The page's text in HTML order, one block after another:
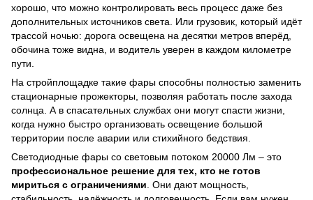
хорошо, что можно контролировать весь процесс даже без
дополнительных источников света. Или грузовик, который идёт
трассой ночью: дорога освещена на десятки метров вперёд,
обочина тоже видна, и водитель уверен в каждом километре
пути.
На стройплощадке такие фары способны полностью заменить
стационарные прожекторы, позволяя работать после захода
солнца. А в спасательных службах они могут спасти жизни,
когда нужно быстро организовать освещение большой
территории после аварии или стихийного бедствия.
Светодиодные фары со световым потоком 20000 Лм – это
профессиональное решение для тех, кто не готов
мириться с ограничениями . Они дают мощность,